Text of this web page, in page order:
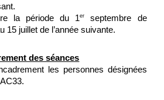
la période du 1er
septembre de
15 juillet de l’année suivante.
des séances
les personnes désignées